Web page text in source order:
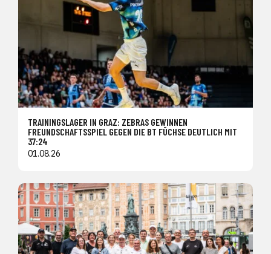
TRAININGSLAGER IN GRAZ: ZEBRAS GEWINNEN
FREUNDSCHAFTSSPIEL GEGEN DIE BT FÜCHSE DEUTLICH MIT
37:24
01.08.26